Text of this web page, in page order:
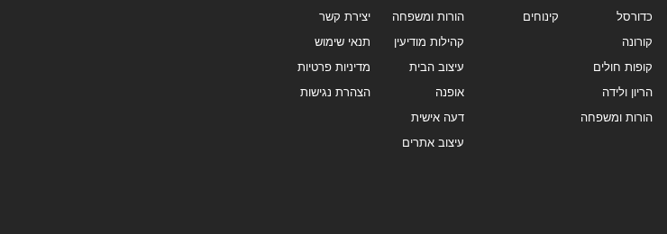
כדורסל
קורונה
קופות חולים
הריון ולידה
הורות ומשפחה
קינוחים
הורות ומשפחה
קהילות מודיעין
עיצוב הבית
אופנה
דעה אישית
עיצוב אתרים
יצירת קשר
תנאי שימוש
מדיניות פרטיות
הצהרת נגישות